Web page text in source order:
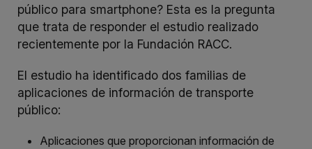
público para smartphone? Esta es la pregunta
que trata de responder el estudio realizado
recientemente por la Fundación RACC.
El estudio ha identificado dos familias de
aplicaciones de información de transporte
público:
Aplicaciones que proporcionan información de